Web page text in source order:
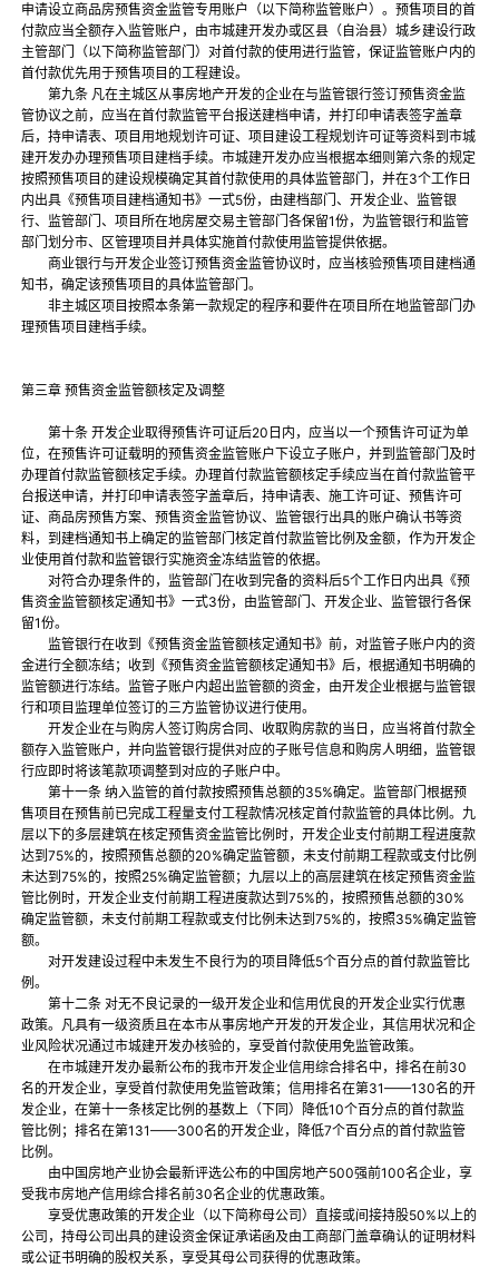
申请设立商品房预售资金监管专用账户（以下简称监管账户）。预售项目的首
付款应当全额存入监管账户，由市城建开发办或区县（自治县）城乡建设行政
主管部门（以下简称监管部门）对首付款的使用进行监管，保证监管账户内的
首付款优先用于预售项目的工程建设。
第九条 凡在主城区从事房地产开发的企业在与监管银行签订预售资金监
管协议之前，应当在首付款监管平台报送建档申请，并打印申请表签字盖章
后，持申请表、项目用地规划许可证、项目建设工程规划许可证等资料到市城
建开发办办理预售项目建档手续。市城建开发办应当根据本细则第六条的规定
按照预售项目的建设规模确定其首付款使用的具体监管部门，并在3个工作日
内出具《预售项目建档通知书》一式5份，由建档部门、开发企业、监管银
行、监管部门、项目所在地房屋交易主管部门各保留1份，为监管银行和监管
部门划分市、区管理项目并具体实施首付款使用监管提供依据。
商业银行与开发企业签订预售资金监管协议时，应当核验预售项目建档通
知书，确定该预售项目的具体监管部门。
非主城区项目按照本条第一款规定的程序和要件在项目所在地监管部门办
理预售项目建档手续。
第三章 预售资金监管额核定及调整
第十条 开发企业取得预售许可证后20日内，应当以一个预售许可证为单
位，在预售许可证载明的预售资金监管账户下设立子账户，并到监管部门及时
办理首付款监管额核定手续。办理首付款监管额核定手续应当在首付款监管平
台报送申请，并打印申请表签字盖章后，持申请表、施工许可证、预售许可
证、商品房预售方案、预售资金监管协议、监管银行出具的账户确认书等资
料，到建档通知书上确定的监管部门核定首付款监管比例及金额，作为开发企
业使用首付款和监管银行实施资金冻结监管的依据。
对符合办理条件的，监管部门在收到完备的资料后5个工作日内出具《预
售资金监管额核定通知书》一式3份，由监管部门、开发企业、监管银行各保
留1份。
监管银行在收到《预售资金监管额核定通知书》前，对监管子账户内的资
金进行全额冻结；收到《预售资金监管额核定通知书》后，根据通知书明确的
监管额进行冻结。监管子账户内超出监管额的资金，由开发企业根据与监管银
行和项目监理单位签订的三方监管协议进行使用。
开发企业在与购房人签订购房合同、收取购房款的当日，应当将首付款全
额存入监管账户，并向监管银行提供对应的子账号信息和购房人明细，监管银
行应即时将该笔款项调整到对应的子账户中。
第十一条 纳入监管的首付款按照预售总额的35%确定。监管部门根据预
售项目在预售前已完成工程量支付工程款情况核定首付款监管的具体比例。九
层以下的多层建筑在核定预售资金监管比例时，开发企业支付前期工程进度款
达到75%的，按照预售总额的20%确定监管额，未支付前期工程款或支付比例
未达到75%的，按照25%确定监管额；九层以上的高层建筑在核定预售资金监
管比例时，开发企业支付前期工程进度款达到75%的，按照预售总额的30%
确定监管额，未支付前期工程款或支付比例未达到75%的，按照35%确定监管
额。
对开发建设过程中未发生不良行为的项目降低5个百分点的首付款监管比
例。
第十二条 对无不良记录的一级开发企业和信用优良的开发企业实行优惠
政策。凡具有一级资质且在本市从事房地产开发的开发企业，其信用状况和企
业风险状况通过市城建开发办核验的，享受首付款使用免监管政策。
在市城建开发办最新公布的我市开发企业信用综合排名中，排名在前30
名的开发企业，享受首付款使用免监管政策；信用排名在第31——130名的开
发企业，在第十一条核定比例的基数上（下同）降低10个百分点的首付款监
管比例；排名在第131——300名的开发企业，降低7个百分点的首付款监管
比例。
由中国房地产业协会最新评选公布的中国房地产500强前100名企业，享
受我市房地产信用综合排名前30名企业的优惠政策。
享受优惠政策的开发企业（以下简称母公司）直接或间接持股50%以上的
公司，持母公司出具的建设资金保证承诺函及由工商部门盖章确认的证明材料
或公证书明确的股权关系，享受其母公司获得的优惠政策。